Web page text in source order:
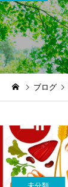
ブログ